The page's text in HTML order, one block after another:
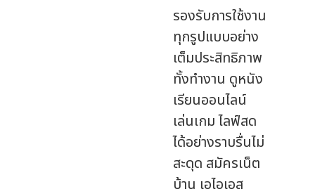
รองรับการใช้งาน
ทุกรูปแบบอย่าง
เต็มประสิทธิภาพ
ทั้งทำงาน ดูหนัง
เรียนออนไลน์
เล่นเกม ไลฟ์สด
ได้อย่างราบรื่นไม่
สะดุด สมัครเน็ต
บ้าน เอไอเอส